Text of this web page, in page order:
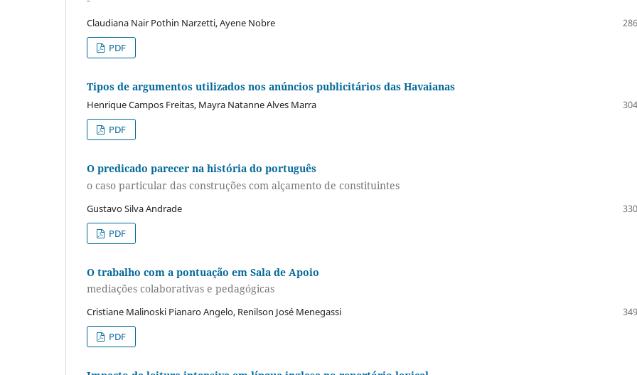
Claudiana Nair Pothin Narzetti, Ayene Nobre
PDF
Tipos de argumentos utilizados nos anúncios publicitários das Havaianas
Henrique Campos Freitas, Mayra Natanne Alves Marra
PDF
O predicado parecer na história do português
o caso particular das construções com alçamento de constituintes
Gustavo Silva Andrade
PDF
O trabalho com a pontuação em Sala de Apoio
mediações colaborativas e pedagógicas
Cristiane Malinoski Pianaro Angelo, Renilson José Menegassi
PDF